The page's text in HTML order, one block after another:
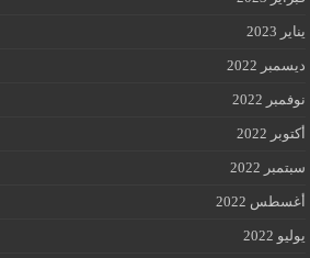
يناير 2023
ديسمبر 2022
نوفمبر 2022
أكتوبر 2022
سبتمبر 2022
أغسطس 2022
يوليو 2022